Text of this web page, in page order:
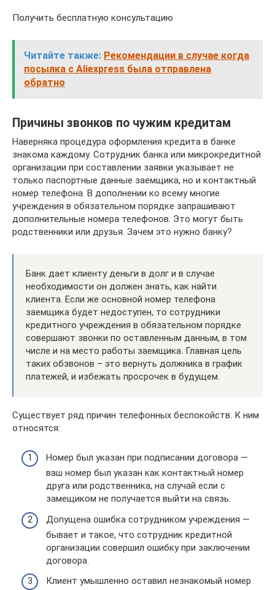
Получить бесплатную консультацию
Читайте также: Рекомендации в случае когда
посылка с Aliexpress была отправлена
обратно
Причины звонков по чужим кредитам
Наверняка процедура оформления кредита в банке
знакома каждому. Сотрудник банка или микрокредитной
организации при составлении заявки указывает не
только паспортные данные заемщика, но и контактный
номер телефона. В дополнении ко всему многие
учреждения в обязательном порядке запрашивают
дополнительные номера телефонов. Это могут быть
родственники или друзья. Зачем это нужно банку?
Банк дает клиенту деньги в долг и в случае
необходимости он должен знать, как найти
клиента. Если же основной номер телефона
заемщика будет недоступен, то сотрудники
кредитного учреждения в обязательном порядке
совершают звонки по оставленным данным, в том
числе и на место работы заемщика. Главная цель
таких обзвонов – это вернуть должника в график
платежей, и избежать просрочек в будущем.
Существует ряд причин телефонных беспокойств. К ним
относятся:
Номер был указан при подписании договора —
ваш номер был указан как контактный номер
друга или родственника, на случай если с
замещиком не получается выйти на связь.
Допущена ошибка сотрудником учреждения —
бывает и такое, что сотрудник кредитной
организации совершил ошибку при заключении
договора.
Клиент умышленно оставил незнакомый номер